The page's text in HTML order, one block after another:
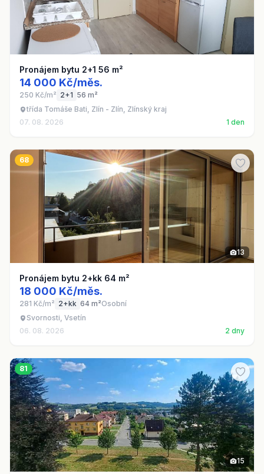
Pronájem bytu 2+1 56 m²
14 000 Kč/měs.
250 Kč/m² 2+1 56 m²
třída Tomáše Bati, Zlín - Zlín, Zlínský kraj
07. 08. 2026
1 den
68
13
Pronájem bytu 2+kk 64 m²
18 000 Kč/měs.
281 Kč/m² 2+kk 64 m²Osobní
Svornosti, Vsetín
06. 08. 2026
2 dny
81
15